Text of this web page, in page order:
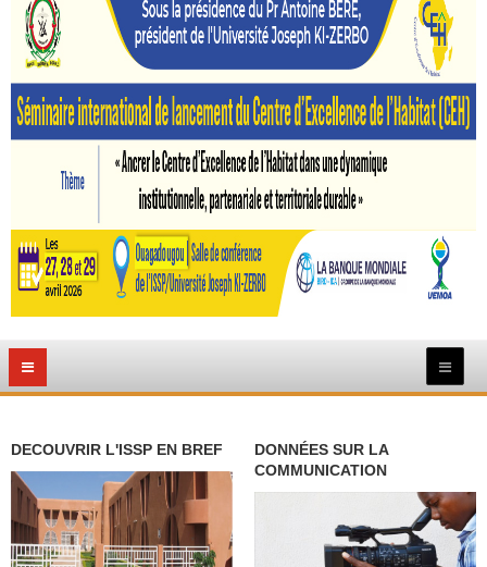
DECOUVRIR L'ISSP EN BREF
DONNÉES SUR LA
COMMUNICATION